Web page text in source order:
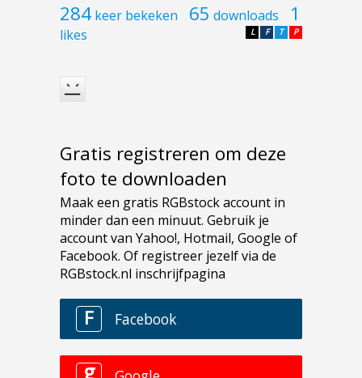
284 keer bekeken 65 downloads 1
likes P
T
F
L
Gratis registreren om deze
foto te downloaden